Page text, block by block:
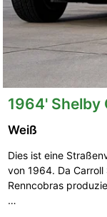
1964' Shelby
Weiß
Dies ist eine
von 1964. Da
Renncobras
…